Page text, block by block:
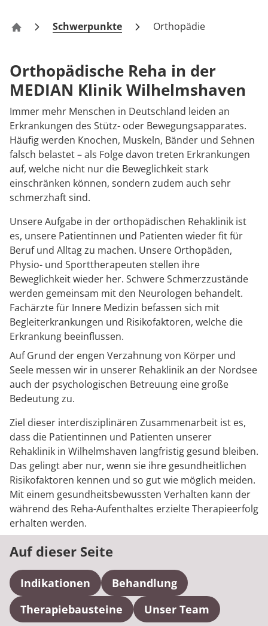
Klinik Wilhelmshaven
Schwerpunkte Orthopädie
Orthopädische Reha in der
MEDIAN Klinik Wilhelmshaven
Immer mehr Menschen in Deutschland leiden an
Erkrankungen des Stütz- oder Bewegungsapparates.
Häufig werden Knochen, Muskeln, Bänder und Sehnen
falsch belastet – als Folge davon treten Erkrankungen
auf, welche nicht nur die Beweglichkeit stark
einschränken können, sondern zudem auch sehr
schmerzhaft sind.
Unsere Aufgabe in der orthopädischen Rehaklinik ist
es, unsere Patientinnen und Patienten wieder fit für
Beruf und Alltag zu machen. Unsere Orthopäden,
Physio- und Sporttherapeuten stellen ihre
Beweglichkeit wieder her. Schwere Schmerzzustände
werden gemeinsam mit den Neurologen behandelt.
Fachärzte für Innere Medizin befassen sich mit
Begleiterkrankungen und Risikofaktoren, welche die
Erkrankung beeinflussen.
Auf Grund der engen Verzahnung von Körper und
Seele messen wir in unserer Rehaklinik an der Nordsee
auch der psychologischen Betreuung eine große
Bedeutung zu.
Ziel dieser interdisziplinären Zusammenarbeit ist es,
dass die Patientinnen und Patienten unserer
Rehaklinik in Wilhelmshaven langfristig gesund bleiben.
Das gelingt aber nur, wenn sie ihre gesundheitlichen
Risikofaktoren kennen und so gut wie möglich meiden.
Mit einem gesundheitsbewussten Verhalten kann der
während des Reha-Aufenthaltes erzielte Therapieerfolg
erhalten werden.
Auf dieser Seite
Indikationen
Behandlung
Therapiebausteine
Unser Team